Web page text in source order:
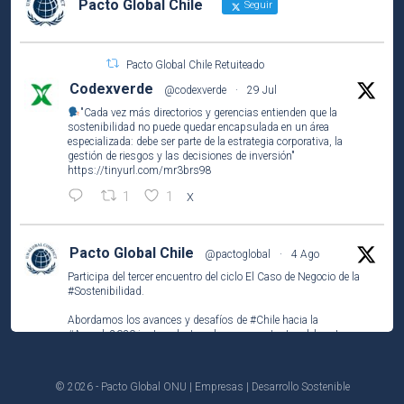
Pacto Global Chile Seguir
Pacto Global Chile Retuiteado
Codexverde @codexverde ·
29 Jul
"Cada vez más directorios y gerencias entienden que la
sostenibilidad no puede quedar encapsulada en un área
especializada: debe ser parte de la estrategia corporativa, la
gestión de riesgos y las decisiones de inversión"
https://tinyurl.com/mr3brs98
1 1 X
Pacto Global Chile @pactoglobal ·
4 Ago
Participa del tercer encuentro del ciclo El Caso de Negocio de la
#Sostenibilidad.
Abordamos los avances y desafíos de #Chile hacia la
#Agenda2030junto a destacados representantes del sector
cl.zoom.us/webinar/register/WN_Jn6B_K2cSYudocZv...
© 2026 - Pacto Global ONU | Empresas | Desarrollo Sostenible